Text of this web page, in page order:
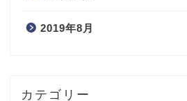
2019年8月
カテゴリー